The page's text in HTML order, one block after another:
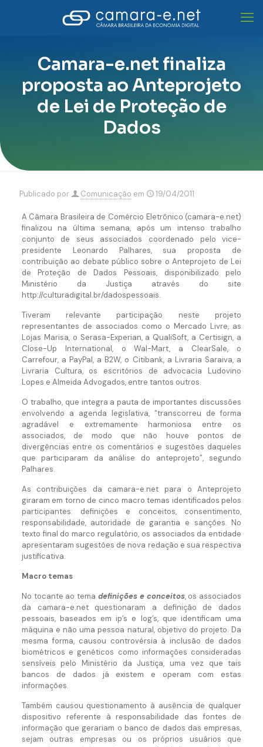
Camara-e.net finaliza
proposta ao Anteprojeto
de Lei de Proteção de
Dados
Publicado por Comunicação em 19/04/2011
A Câmara Brasileira de Comércio Eletrônico (camara-e.net)
finalizou na última semana, após um intenso trabalho
conjunto de seus associados coordenado pelo vice-
presidente Leonardo Palhares, sua proposta de
contribuição ao debate público sobre o Anteprojeto de Lei
de Proteção de Dados Pessoais, disponibilizado pelo
Ministério da Justiça através do site
http://culturadigital.br/dadospessoais.
Tiveram relevante participação neste projeto
representantes de associados como o Mercado Livre, as
Lojas Marisa, o Serasa-Experian, a QualiSoft, a Certisign, a
Close-Up International, o Wal-Mart, a ClearSale, o
Carrefour, a PayPal, a B2W, o Citibank, a Livraria Saraiva, a
Livraria Cultura, os escritórios de advocacia Ludovino
Lopes e Almeida Advogados, entre tantos outros.
O trabalho, que integra a pauta de importantes discussões
envolvendo a agenda legislativa, “transcorreu de forma
agradável e extremamente harmoniosa entre os
associados, de modo que não houve pontos de
divergências entre os comentários e sugestões daqueles
que participaram da análise do anteprojeto”, segundo
Palhares.
As contribuições da camara-e.net para o Anteprojeto
giraram em torno de cinco macro temas identificados pelos
participantes: definições e conceitos, consentimento,
responsabilidade, autoridade de garantia e sanções. No
texto final do marco regulatório, os associados da entidade
apresentaram sugestões de nova redação e sua respectiva
justificativa.
Macro temas
No tocante ao tema definições e conceitos, os associados
da camara-e.net questionaram a definição de dados
pessoais, baseados em ip’s e log’s, que identificam uma
máquina e não uma pessoa natural, objetivo do projeto. Da
mesma forma, causou controvérsia à inclusão de dados
biométricos e genéticos como informações consideradas
sensíveis pelo Ministério da Justiça, uma vez que tais
bancos de dados já existem e operam com estas
informações.
Também causou questionamento à ausência de qualquer
dispositivo referente à responsabilidade das fontes de
informação que gerariam o banco de dados das empresas,
sejam outras empresas ou os próprios usuários que